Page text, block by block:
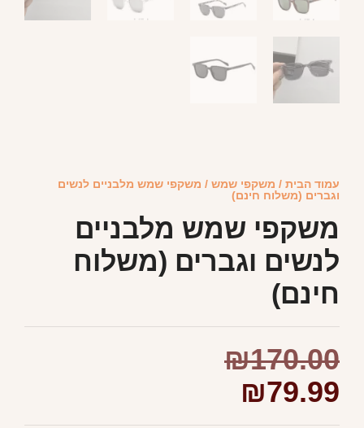
עמוד הבית / משקפי שמש / משקפי שמש מלבניים לנשים
וגברים (משלוח חינם)
משקפי שמש מלבניים
לנשים וגברים (משלוח
חינם)
₪170.00
₪79.99